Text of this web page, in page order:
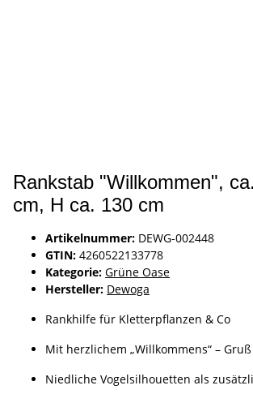
Rankstab "Willkommen",
cm, H ca. 130 cm
Artikelnummer: DEWG-002448
GTIN: 4260522133778
Kategorie: Grüne Oase
Hersteller: Dewoga
Rankhilfe für Kletterpflanzen & Co
Mit herzlichem „Willkommens“ – Gruß
Niedliche Vogelsilhouetten als